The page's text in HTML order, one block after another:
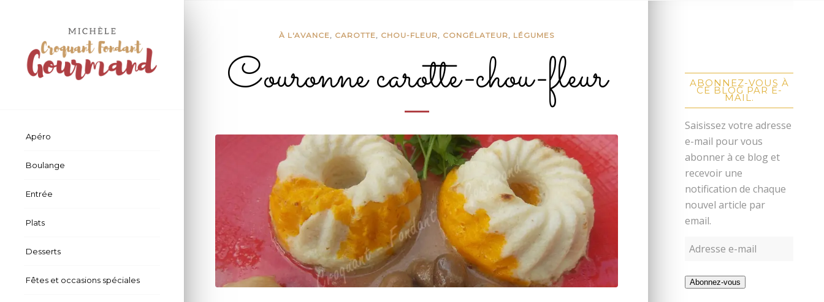
Apéro
Boulange
Entrée
Plats
Desserts
Fêtes et occasions spéciales
À L'AVANCE, CAROTTE, CHOU-FLEUR, CONGÉLATEUR, LÉGUMES
Couronne carotte-chou-fleur ABONNEZ-VOUS À
CE BLOG PAR E-
MAIL.
Saisissez votre adresse
e-mail pour vous
abonner à ce blog et
recevoir une
notification de chaque
nouvel article par
email.
Abonnez-vous